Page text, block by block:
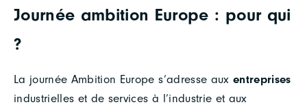
Journée ambition Europe : pour qui
?
La journée Ambition Europe s’adresse aux entreprises
industrielles et de services à l’industrie et aux